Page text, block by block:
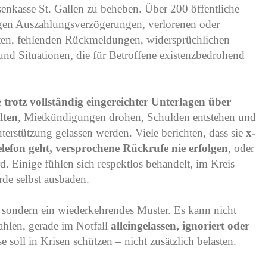
St. Gallen zu beheben. Über 200 öffentliche
Auszahlungsverzögerungen, verlorenen oder
fehlenden Rückmeldungen, widersprüchlichen
Situationen, die für Betroffene existenzbedrohend
trotz vollständig eingereichter Unterlagen über
, Mietkündigungen drohen, Schulden entstehen und
gelassen werden. Viele berichten, dass sie x-
geht, versprochene Rückrufe nie erfolgen, oder
Einige fühlen sich respektlos behandelt, im Kreis
selbst ausbaden.
ein wiederkehrendes Muster. Es kann nicht
gerade im Notfall alleingelassen, ignoriert oder
soll in Krisen schützen – nicht zusätzlich belasten.